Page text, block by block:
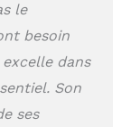
le
besoin
dans
Son
ses